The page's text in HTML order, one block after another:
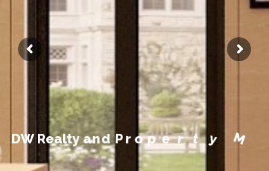
DW Realtyand Pr oper t y M a n